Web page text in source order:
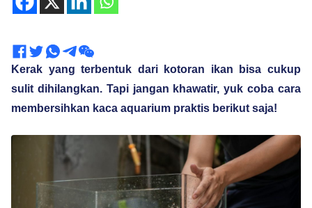
Kerak yang terbentuk dari kotoran ikan bisa cukup
sulit dihilangkan. Tapi jangan khawatir, yuk coba cara
membersihkan kaca aquarium praktis berikut saja!